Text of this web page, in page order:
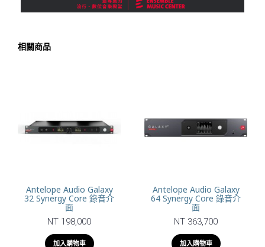
相關商品
Antelope Audio Galaxy
32 Synergy Core 錄音介
面
NT 198,000
加入購物車
Antelope Audio Galaxy
64 Synergy Core 錄音介
面
NT 363,700
加入購物車